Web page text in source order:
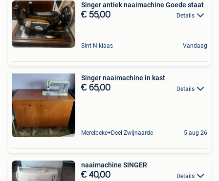
Singer antiek naaimachine Goede staat
€ 55,00 Details
Sint-Niklaas Vandaag
Singer naaimachine in kast
€ 65,00 Details
Merelbeke+Deel Zwijnaarde 5 aug 26
naaimachine SINGER
€ 40,00 Details